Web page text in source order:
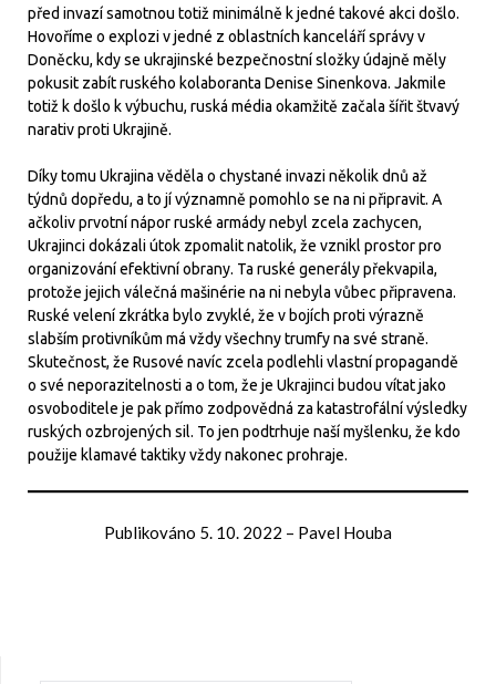
před invazí samotnou totiž minimálně k jedné takové akci došlo.
Hovoříme o explozi v jedné z oblastních kanceláří správy v
Doněcku, kdy se ukrajinské bezpečnostní složky údajně měly
pokusit zabít ruského kolaboranta Denise Sinenkova. Jakmile
totiž k došlo k výbuchu, ruská média okamžitě začala šířit štvavý
narativ proti Ukrajině.
Díky tomu Ukrajina věděla o chystané invazi několik dnů až
týdnů dopředu, a to jí významně pomohlo se na ni připravit. A
ačkoliv prvotní nápor ruské armády nebyl zcela zachycen,
Ukrajinci dokázali útok zpomalit natolik, že vznikl prostor pro
organizování efektivní obrany. Ta ruské generály překvapila,
protože jejich válečná mašinérie na ni nebyla vůbec připravena.
Ruské velení zkrátka bylo zvyklé, že v bojích proti výrazně
slabším protivníkům má vždy všechny trumfy na své straně.
Skutečnost, že Rusové navíc zcela podlehli vlastní propagandě
o své neporazitelnosti a o tom, že je Ukrajinci budou vítat jako
osvoboditele je pak přímo zodpovědná za katastrofální výsledky
ruských ozbrojených sil. To jen podtrhuje naší myšlenku, že kdo
použije klamavé taktiky vždy nakonec prohraje.
Publikováno 5. 10. 2022 – Pavel Houba